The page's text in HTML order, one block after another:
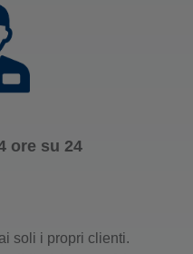
ore su 24
soli i propri clienti.